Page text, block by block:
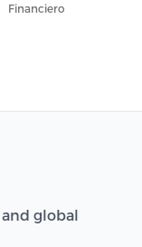
Financiero
global